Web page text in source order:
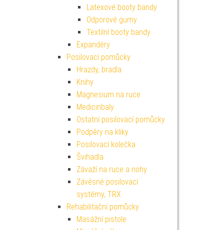
Latexové booty bandy
Odporové gumy
Textilní booty bandy
Expandéry
Posilovací pomůcky
Hrazdy, bradla
Knihy
Magnesium na ruce
Medicinbaly
Ostatní posilovací pomůcky
Podpěry na kliky
Posilovací kolečka
Švihadla
Závaží na ruce a nohy
Závěsné posilovací
systémy, TRX
Rehabilitační pomůcky
Masážní pistole